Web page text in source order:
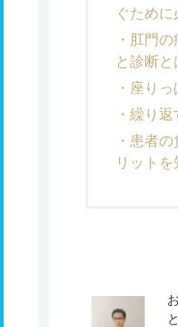
ぐために
肛門
と診断と
座り
繰り返
患者
リットを